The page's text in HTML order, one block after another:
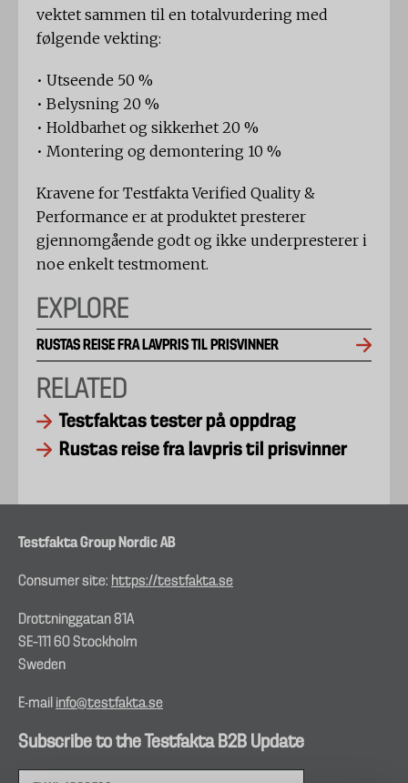
vektet sammen til en totalvurdering med
følgende vekting:
• Utseende 50 %
• Belysning 20 %
• Holdbarhet og sikkerhet 20 %
• Montering og demontering 10 %
Kravene for Testfakta Verified Quality &
Performance er at produktet presterer
gjennomgående godt og ikke underpresterer i
noe enkelt testmoment.
EXPLORE
RUSTAS REISE FRA LAVPRIS TIL PRISVINNER
RELATED
Testfaktas tester på oppdrag
Rustas reise fra lavpris til prisvinner
Testfakta Group Nordic AB
Consumer site: https://testfakta.se
Drottninggatan 81A
SE–111 60 Stockholm
Sweden
E-mail info@testfakta.se
Subscribe to the Testfakta B2B Update